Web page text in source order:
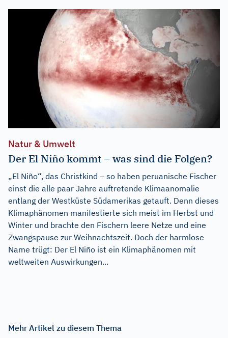
Natur & Umwelt
Der El Niño kommt – was sind die Folgen?
„El Niño“, das Christkind – so haben peruanische Fischer
einst die alle paar Jahre auftretende Klimaanomalie
entlang der Westküste Südamerikas getauft. Denn dieses
Klimaphänomen manifestierte sich meist im Herbst und
Winter und brachte den Fischern leere Netze und eine
Zwangspause zur Weihnachtszeit. Doch der harmlose
Name trügt: Der El Niño ist ein Klimaphänomen mit
weltweiten Auswirkungen...
Mehr Artikel zu diesem Thema